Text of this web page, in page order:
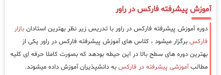
آموزش پیشرفته فارکس در راور
دوره آموزش پیشرفته فارکس در راور با تدریس زیر نظر بهترین استادان بازار
فارکس برگزار میشود ، کلاس های آموزش پیشرفته فارکس در راور یکی از
بهترین دوره های سطح بالا در این حیطه بودهد که بصورت کاملا حرفه ای کلیه
مطالبآموزشی پیشرفته در فارکس به دانشپذیران آموزش داده میشوند.